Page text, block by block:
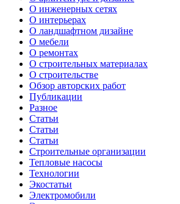
О инженерных сетях
О интерьерах
О ландшафтном дизайне
О мебели
О ремонтах
О строительных материалах
О строительстве
Обзор авторских работ
Публикации
Разное
Статьи
Статьи
Статьи
Строительные организации
Тепловые насосы
Технологии
Экостатьи
Электромобили